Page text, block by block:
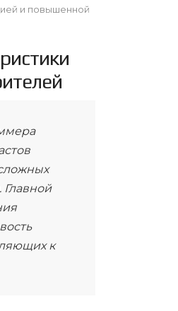
и повышенной
Главной
к